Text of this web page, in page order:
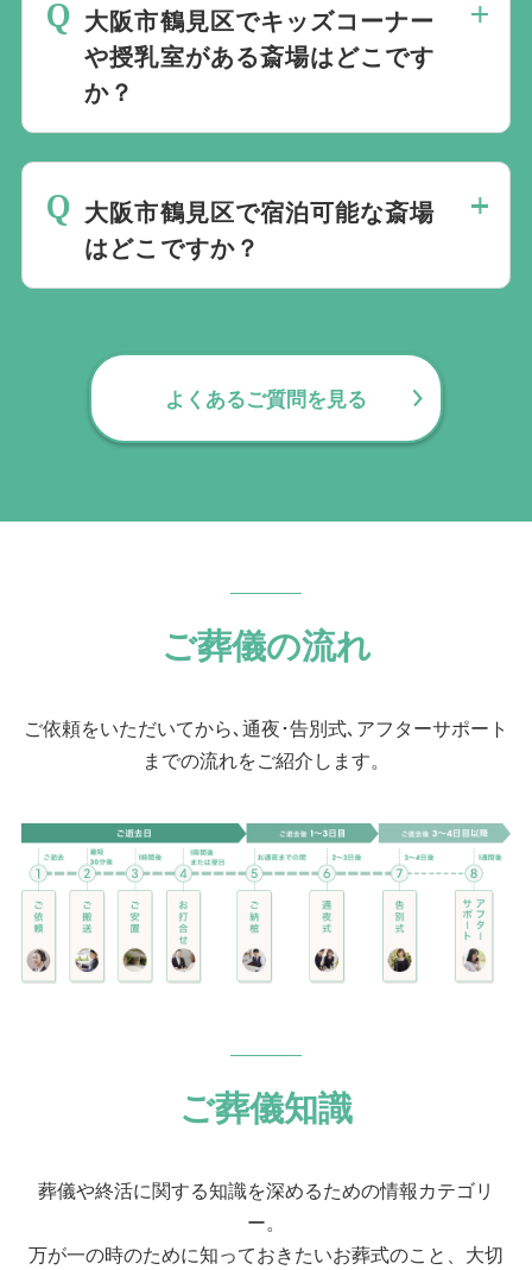
をご案内します。
ージ
にてご確認いただけます。
ご年配の方や、車いすをご利用の方も安心
してご利用いただけます。
大阪市鶴見区でキッズコーナー
や授乳室がある斎場はどこです
か？
用ページ
にてご確認いただけます。
当社では1220の斎場と提携しています。
をご案内します。
大阪市鶴見区で宿泊可能な斎場
はどこですか？
いただけます。
よくあるご質問を見る
ご葬儀の流れ
ご依頼をいただいてから､通夜･告別式､アフターサポート
までの流れをご紹介します。
ご葬儀知識
葬儀や終活に関する知識を深めるための情報カテゴリ
ー。
万が一の時のために知っておきたいお葬式のこと、大切